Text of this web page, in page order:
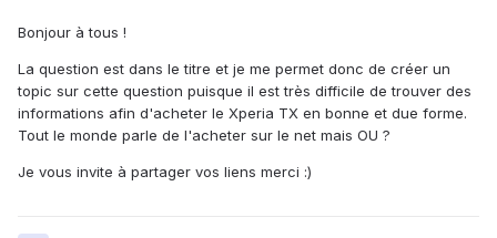
Bonjour à tous !
La question est dans le titre et je me permet donc de créer un
topic sur cette question puisque il est très difficile de trouver des
informations afin d'acheter le Xperia TX en bonne et due forme.
Tout le monde parle de l'acheter sur le net mais OU ?
Je vous invite à partager vos liens merci :)